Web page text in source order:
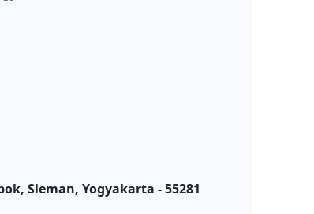
Sleman, Yogyakarta - 55281